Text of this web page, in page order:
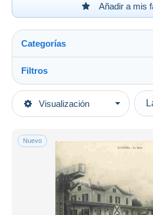
Añadir a mis
Visualización
Categorías
Categorías principales
Europa
Francia
[52] Haute Marne
Saint Dizier
Filtros
Tipo de venta
Activas
Subasta con ofertas
Subastas sin pujas
Casa de subastas
Vendidos
Nuevo